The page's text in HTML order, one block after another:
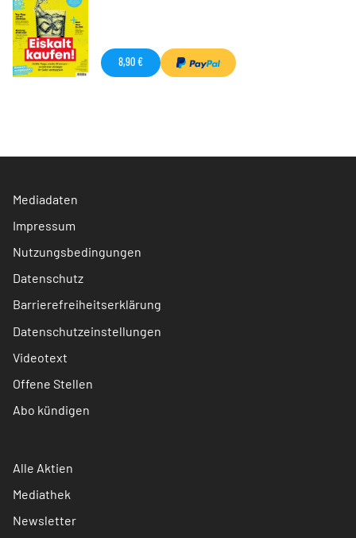
8,90 €
Mediadaten
Impressum
Nutzungsbedingungen
Datenschutz
Barrierefreiheitserklärung
Datenschutzeinstellungen
Videotext
Offene Stellen
Abo kündigen
Alle Aktien
Mediathek
Newsletter